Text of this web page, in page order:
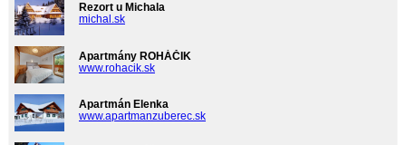
Rezort u Michala
michal.sk
Apartmány ROHÁČIK
www.rohacik.sk
Apartmán Elenka
www.apartmanzuberec.sk